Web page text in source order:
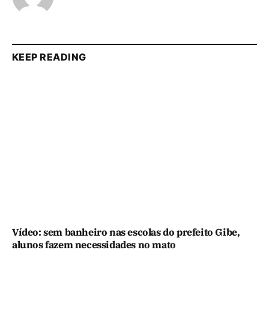
KEEP READING
Vídeo: sem banheiro nas escolas do prefeito Gibe,
alunos fazem necessidades no mato